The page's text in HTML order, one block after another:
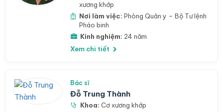
xương khớp
Nơi làm việc: Phòng Quân y – Bộ Tư lệnh
Pháo binh
Kinh nghiệm: 24 năm
Xem chi tiết
Bác sĩ
Đỗ Trung Thành
Khoa: Cơ xương khớp